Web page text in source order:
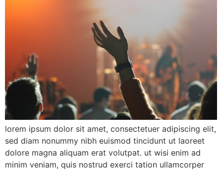
lorem ipsum dolor sit amet, consectetuer adipiscing elit,
sed diam nonummy nibh euismod tincidunt ut laoreet
dolore magna aliquam erat volutpat. ut wisi enim ad
minim veniam, quis nostrud exerci tation ullamcorper